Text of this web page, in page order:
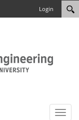
Login
Toggle